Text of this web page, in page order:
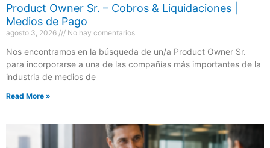
Product Owner Sr. – Cobros & Liquidaciones |
Medios de Pago
agosto 3, 2026 No hay comentarios
Nos encontramos en la búsqueda de un/a Product Owner Sr.
para incorporarse a una de las compañías más importantes de la
industria de medios de
Read More »